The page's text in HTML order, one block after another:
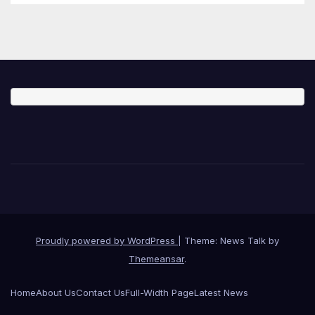
Proudly powered by WordPress
Theme: News Talk by
Themeansar.
HomeAbout UsContact UsFull-Width PageLatest News